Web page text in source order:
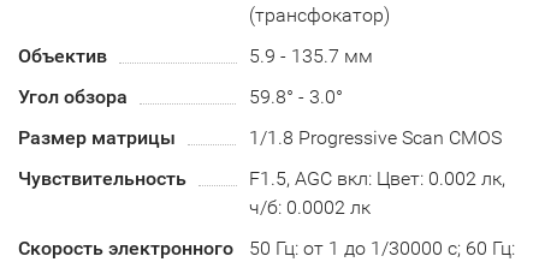
(трансфокатор)
Объектив
5.9 - 135.7 мм
Угол обзора
59.8° - 3.0°
Размер матрицы
1/1.8 Progressive Scan CMOS
Чувствительность
F1.5, AGC вкл: Цвет: 0.002 лк,
ч/б: 0.0002 лк
Скорость электронного
50 Гц: от 1 до 1/30000 с; 60 Гц: